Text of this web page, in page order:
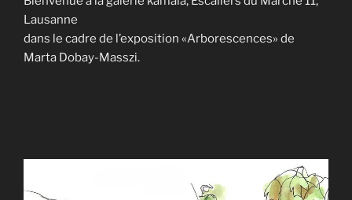
Lausanne
dans le cadre de l’exposition «Arborescences» de
Marta Dobay-Masszi.